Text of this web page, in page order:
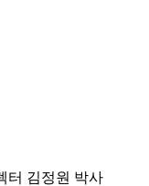
터 김정원 박사